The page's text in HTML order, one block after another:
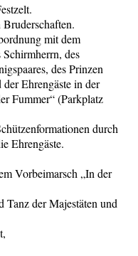
mit dem
des
des Prinzen
Ehrengäste in der
Fummer“ (Parkplatz
durch
Ehrengäste.
Vorbeimarsch „In der
Tanz der Majestäten und